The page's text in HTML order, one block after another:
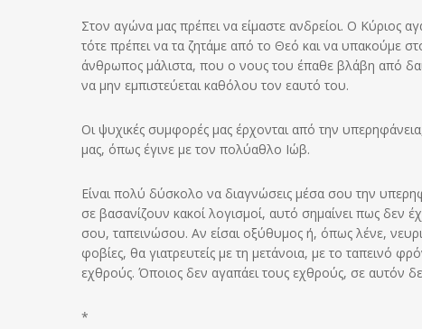
Στον αγώνα μας πρέπει να είμαστε ανδρείοι. Ο Κύριος
τότε πρέπει να τα ζητάμε από το Θεό και να υπακούμε
άνθρωπος μάλιστα, που ο νους του έπαθε βλάβη από
να μην εμπιστεύεται καθόλου τον εαυτό του.
Οι ψυχικές συμφορές μας έρχονται από την
μας, όπως έγινε με τον πολύαθλο Ιώβ.
Είναι πολύ δύσκολο να διαγνώσεις μέσα σου την
σε βασανίζουν κακοί λογισμοί, αυτό σημαίνει πως δεν
σου, ταπεινώσου. Αν είσαι οξύθυμος ή, όπως λένε,
φοβίες, θα γιατρευτείς με τη μετάνοια, με το ταπεινό
εχθρούς. Όποιος δεν αγαπάει τους εχθρούς, σε αυτόν
*